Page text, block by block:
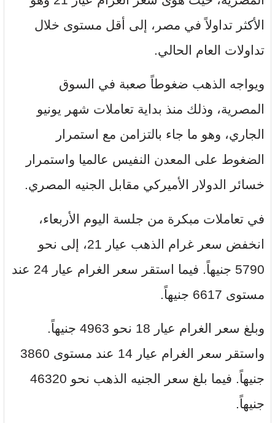
الأكثر تداولاً في مصر، إلى أقل مستوى خلال
تداولات العام الحالي.
ويواجه الذهب ضغوطاً صعبة في السوق
المصرية، وذلك منذ بداية تعاملات شهر يونيو
الجاري، وهو ما جاء بالتزامن مع استمرار
الضغوط على المعدن النفيس عالميا واستمرار
خسائر الدولار الأميركي مقابل الجنيه المصري.
في تعاملات مبكرة من جلسة اليوم الأربعاء،
انخفض سعر غرام الذهب عيار 21، إلى نحو
5790 جنيهاً. فيما استقر سعر الغرام عيار 24 عند
مستوى 6617 جنيهاً.
وبلغ سعر الغرام عيار 18 نحو 4963 جنيهاً.
واستقر سعر الغرام عيار 14 عند مستوى 3860
جنيهاً. فيما بلغ سعر الجنيه الذهب نحو 46320
جنيهاً.